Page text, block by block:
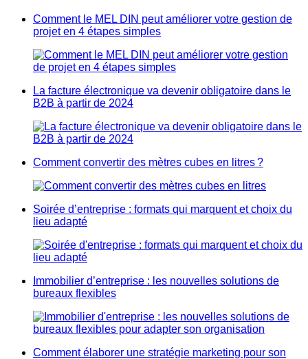
Comment le MEL DIN peut améliorer votre gestion de
projet en 4 étapes simples
La facture électronique va devenir obligatoire dans le
B2B à partir de 2024
Comment convertir des mètres cubes en litres ?
Soirée d’entreprise : formats qui marquent et choix du
lieu adapté
Immobilier d’entreprise : les nouvelles solutions de
bureaux flexibles
Comment élaborer une stratégie marketing pour son